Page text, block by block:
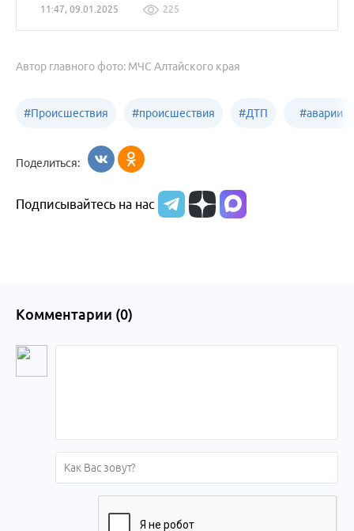
11:47, 09.01.2025 225
Автор главного фото: МЧС Алтайского края
#Происшествия #происшествия
Алтайский край
#ДТП #аварии
Поделиться:
Подписывайтесь на нас
Комментарии (0)